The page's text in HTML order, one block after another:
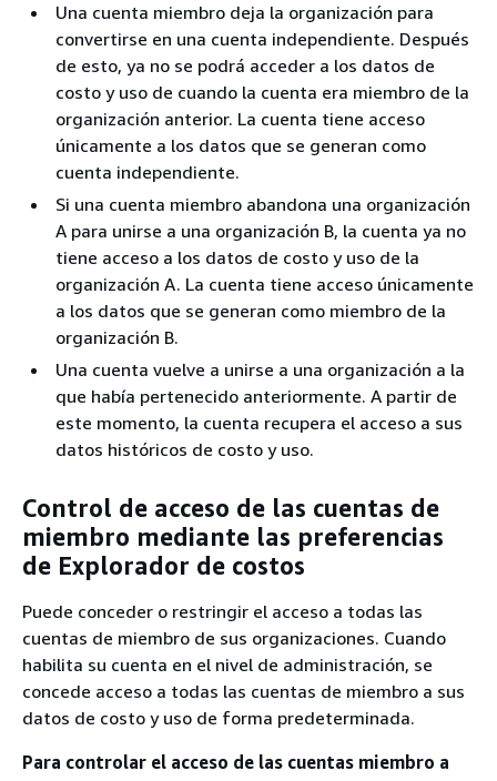
Una cuenta miembro deja la organización para
convertirse en una cuenta independiente. Después
de esto, ya no se podrá acceder a los datos de
costo y uso de cuando la cuenta era miembro de la
organización anterior. La cuenta tiene acceso
únicamente a los datos que se generan como
cuenta independiente.
Si una cuenta miembro abandona una organización
A para unirse a una organización B, la cuenta ya no
tiene acceso a los datos de costo y uso de la
organización A. La cuenta tiene acceso únicamente
a los datos que se generan como miembro de la
organización B.
Una cuenta vuelve a unirse a una organización a la
que había pertenecido anteriormente. A partir de
este momento, la cuenta recupera el acceso a sus
datos históricos de costo y uso.
Control de acceso de las cuentas de
miembro mediante las preferencias
de Explorador de costos
Puede conceder o restringir el acceso a todas las
cuentas de miembro de sus organizaciones. Cuando
habilita su cuenta en el nivel de administración, se
concede acceso a todas las cuentas de miembro a sus
datos de costo y uso de forma predeterminada.
Para controlar el acceso de las cuentas miembro a